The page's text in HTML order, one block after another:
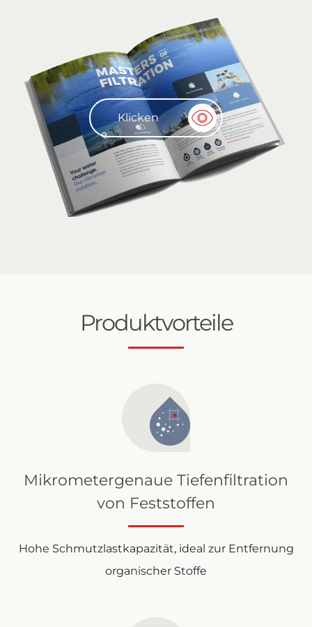
Klicken
Produktvorteile
Mikrometergenaue Tiefenfiltration
von Feststoffen
Hohe Schmutzlastkapazität, ideal zur Entfernung
organischer Stoffe